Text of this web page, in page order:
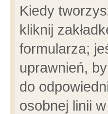
Kiedy
kliknij
formularza;
uprawnień,
do
osobnej linii